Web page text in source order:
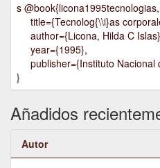
s @book{licona1995tecnologias,
title={Tecnolog{\\i}as
author={Licona, Hilda C
year={1995},
publisher={Instituto Nacional
}
Añadidos
Autor